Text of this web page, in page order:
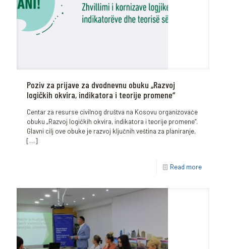
Poziv za prijave za dvodnevnu obuku „Razvoj
logičkih okvira, indikatora i teorije promene“
Centar za resurse civilnog društva na Kosovu organizovaće
obuku „Razvoj logičkih okvira, indikatora i teorije promene“.
Glavni cilj ove obuke je razvoj ključnih veština za planiranje,
[…]
Read more